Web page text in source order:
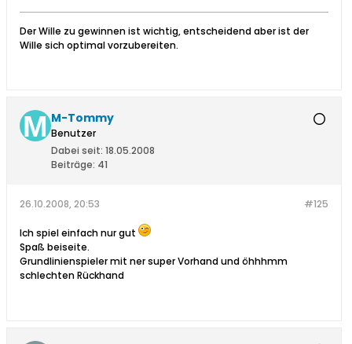
Der Wille zu gewinnen ist wichtig, entscheidend aber ist der
Wille sich optimal vorzubereiten.
M-Tommy
Benutzer
Dabei seit: 18.05.2008
Beiträge: 41
#125
26.10.2008, 20:53
Ich spiel einfach nur gut
Spaß beiseite.
Grundlinienspieler mit ner super Vorhand und öhhhmm
schlechten Rückhand